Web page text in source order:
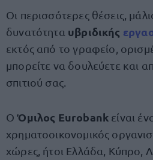
Οι περισσότερες θέσεις,
δυνατότητα υβριδικής
εκτός από το γραφείο,
μπορείτε να δουλεύετε και
σπιτιού σας.
ΟΌμιλος Eurobank είναι
χρηματοοικονομικός
χώρες, ήτοι Ελλάδα, Κύπρο,